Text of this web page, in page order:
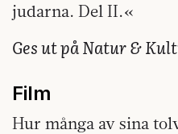
judarna. Del II.«
Ges ut på Natur &
Film
Hur många av sina